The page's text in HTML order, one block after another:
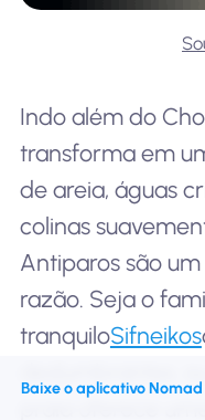
Indo além do
transforma em
de areia, águas
colinas
Antiparos são
razão. Seja o
tranquiloSifneikos
Baixe o aplicativo